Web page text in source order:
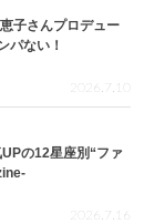
子さんプロデュー
パない！
2026.7.10
の12星座別“ファ
2026.7.16